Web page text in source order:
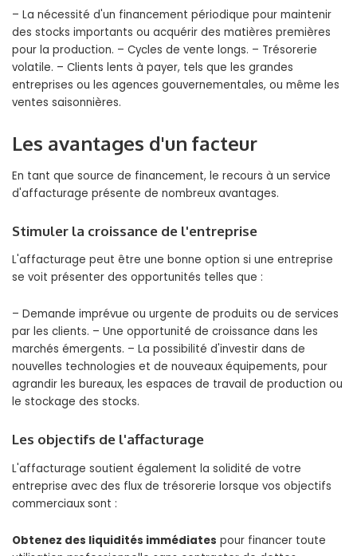
– La nécessité d'un financement périodique pour maintenir
des stocks importants ou acquérir des matières premières
pour la production. – Cycles de vente longs. – Trésorerie
volatile. – Clients lents à payer, tels que les grandes
entreprises ou les agences gouvernementales, ou même les
ventes saisonnières.
Les avantages d'un facteur
En tant que source de financement, le recours à un service
d'affacturage présente de nombreux avantages.
Stimuler la croissance de l'entreprise
L'affacturage peut être une bonne option si une entreprise
se voit présenter des opportunités telles que :
– Demande imprévue ou urgente de produits ou de services
par les clients. – Une opportunité de croissance dans les
marchés émergents. – La possibilité d'investir dans de
nouvelles technologies et de nouveaux équipements, pour
agrandir les bureaux, les espaces de travail de production ou
le stockage des stocks.
Les objectifs de l'affacturage
L'affacturage soutient également la solidité de votre
entreprise avec des flux de trésorerie lorsque vos objectifs
commerciaux sont :
Obtenez des liquidités immédiates pour financer toute